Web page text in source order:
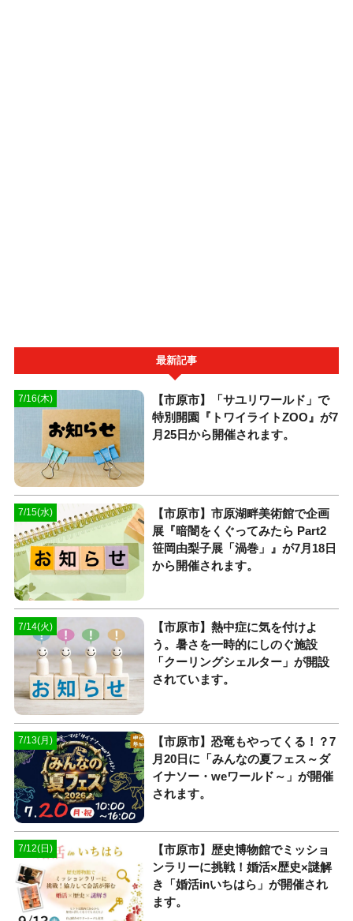
最新記事
7/16(木)
【市原市】「サユリワールド」で
特別開園『トワイライトZOO』が7
月25日から開催されます。
7/15(水)
【市原市】市原湖畔美術館で企画
展『暗闇をくぐってみたら Part2
笹岡由梨子展「渦巻」』が7月18日
から開催されます。
7/14(火)
【市原市】熱中症に気を付けよ
う。暑さを一時的にしのぐ施設
「クーリングシェルター」が開設
されています。
7/13(月)
【市原市】恐竜もやってくる！？7
月20日に「みんなの夏フェス～ダ
イナソー・weワールド～」が開催
されます。
7/12(日)
【市原市】歴史博物館でミッショ
ンラリーに挑戦！婚活×歴史×謎解
き「婚活inいちはら」が開催され
ます。